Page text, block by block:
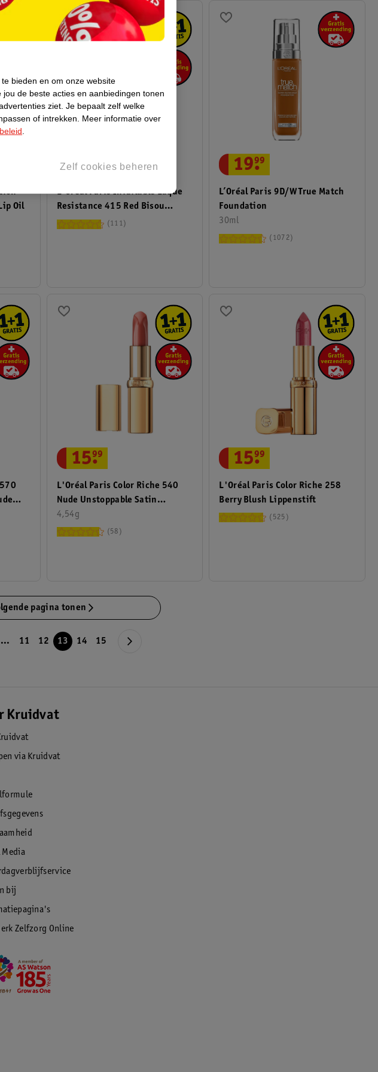
Oil
L'Oréal Paris Infaillible Laque
Resistance 415 Red Bisou
Lippenstift
18.99
111
L’Oréal Paris 9D/W True Match
Foundation
30ml
19.
99
1072
L'Oréal Paris Color Riche 540
Nude Unstoppable Satin
Lippenstift
4,54g
15.
99
58
L'Oréal Paris Color Riche 258
Berry Blush Lippenstift
15.
99
525
pagina tonen
... 11 12 13 14 15
Kruidvat
via Kruidvat
Media
bij
Zelfzorg Online
bieden en om onze website
jou de beste acties en aanbiedingen tonen
ziet. Je bepaalt zelf welke
of intrekken.
Meer informatie over
Zelf cookies beheren